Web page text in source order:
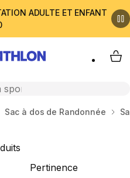
ADULTE ET ENFANT
My
Sac à dos de Randonnée
Trier par :(optional)